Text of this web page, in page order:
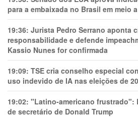
para a embaixada no Brasil em meio
19:36: Jurista Pedro Serrano aponta
responsabilidade e defende
Kassio Nunes for confirmada
19:09: TSE cria conselho especial
uso indevido de IA nas eleições de
19:02: "Latino-americano frustrado":
de secretário de Donald Trump